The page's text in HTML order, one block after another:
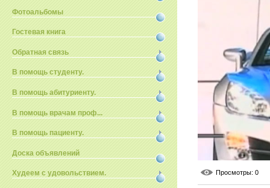
Фотоальбомы
Гостевая книга
Обратная связь
В помощь студенту.
В помощь абитуриенту.
В помощь врачам проф...
В помощь пациенту.
Доска объявлений
Худеем с удовольствием. Просмотры: 0